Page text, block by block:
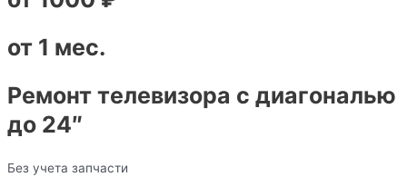
от 1 мес.
Ремонт телевизора с диагональю
до 24″
Без учета запчасти